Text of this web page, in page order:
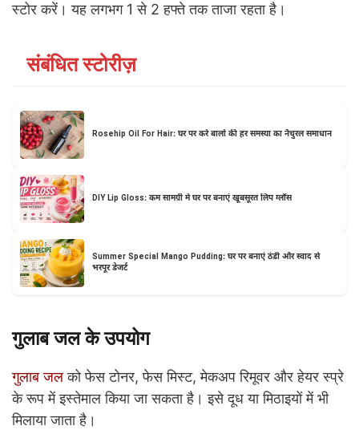
स्टोर करें। यह लगभग 1 से 2 हफ्ते तक ताजा रहता है।
संबंधित स्टोरीज़
Rosehip Oil For Hair: घर पर करें बालों की हर समस्या का नैचुरल समाधान
DIY Lip Gloss: कम सामग्री में घर पर बनाएं खूबसूरत लिप ग्लॉस
Summer Special Mango Pudding: घर पर बनाएं ठंडी और स्वाद से
भरपूर डेजर्ट
गुलाब जल के उपयोग
गुलाब जलको फेस टोनर, फेस मिस्ट, मेकअप रिमूवर और हेयर स्प्रे
के रूप में इस्तेमाल किया जा सकता है। इसे दूध या मिठाइयों में भी
मिलाया जाता है।